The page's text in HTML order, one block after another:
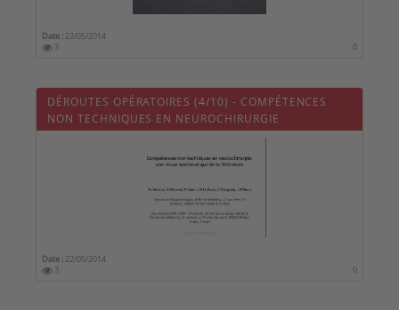
Date : 22/05/2014
3
0
DÉROUTES OPÉRATOIRES (4/10) - COMPÉTENCES
NON TECHNIQUES EN NEUROCHIRURGIE
Date : 22/05/2014
3
0